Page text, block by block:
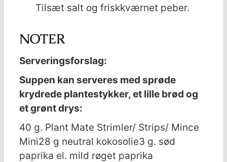
Tilsæt salt og friskkværnet peber.
NOTER
Serveringsforslag:
Suppen kan serveres med sprøde
krydrede plantestykker, et lille brød og
et grønt drys:
40 g. Plant Mate Strimler/ Strips/ Mince
Mini28 g neutral kokosolie3 g. sød
paprika el. mild røget paprika